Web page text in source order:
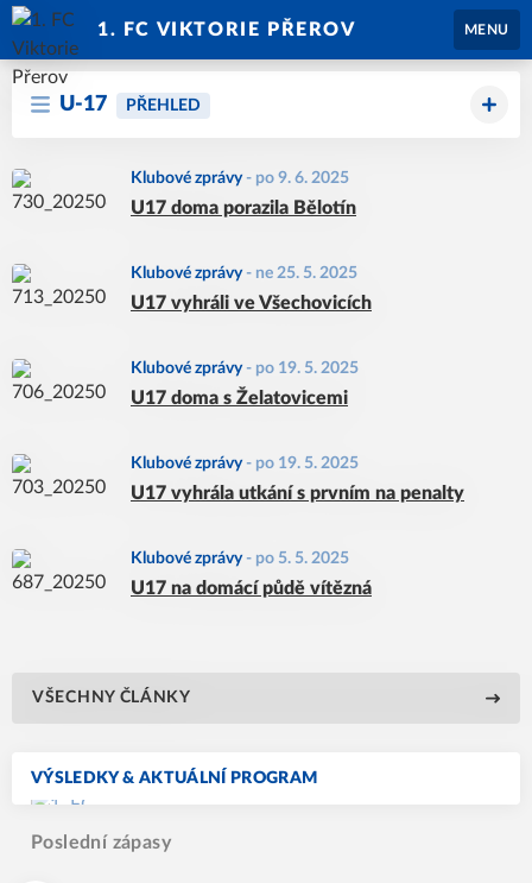
1. FC VIKTORIE PŘEROV MENU
U-17 PŘEHLED
Klubové zprávy- po 9. 6. 2025
U17 doma porazila Bělotín
Klubové zprávy- ne 25. 5. 2025
U17 vyhráli ve Všechovicích
Klubové zprávy- po 19. 5. 2025
U17 doma s Želatovicemi
Klubové zprávy- po 19. 5. 2025
U17 vyhrála utkání s prvním na penalty
Klubové zprávy- po 5. 5. 2025
U17 na domácí půdě vítězná
VŠECHNY ČLÁNKY
VÝSLEDKY & AKTUÁLNÍ PROGRAM
Poslední zápasy